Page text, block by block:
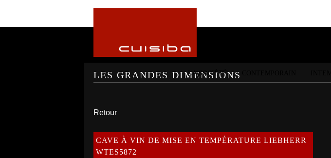
LA SOCIÉTÉ
LES GRANDES DIMENSIONS
Retour
CAVE À VIN DE MISE EN TEMPÉRATURE LIEBHERR
WTES5872